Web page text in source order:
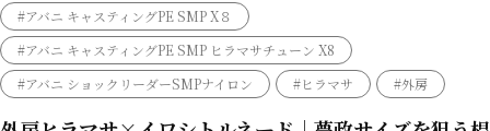
#アバニ キャスティングPE SMP X８
#アバニ キャスティングPE SMP ヒラマサチューン X8
#アバニ ショックリーダーSMPナイロン
#ヒラマサ #外房